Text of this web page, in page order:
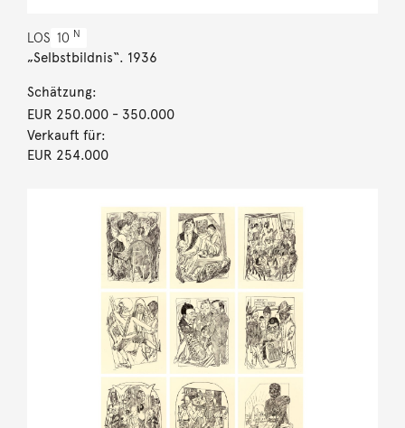
LOS 10 N
„Selbstbildnis“. 1936
Schätzung:
EUR 250.000- 350.000
Verkauft für:
EUR 254.000